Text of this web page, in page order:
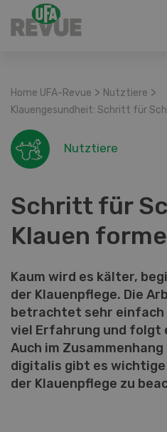
Home UFA-Revue > Nutztiere >
Klauengesundheit: Schritt für
Nutztiere
Schritt für
Klauen
Kaum wird es kälter,
der Klauenpflege. Die
betrachtet sehr
viel Erfahrung und folgt
Auch im
digitalis gibt es
der Klauenpflege zu